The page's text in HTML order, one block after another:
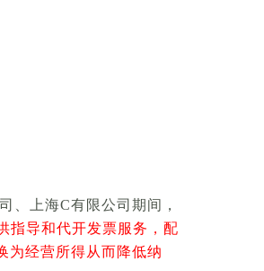
、上海C有限公司期间，
指导和代开发票服务，配
为经营所得从而降低纳